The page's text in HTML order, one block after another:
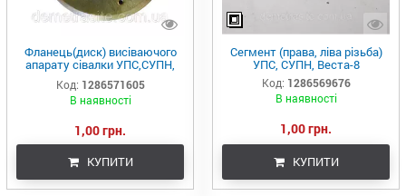
Фланець(диск) висіваючого
апарату сівалки УПС,СУПН,
Веста -8
Код: 1286571605
В наявності
1,00 грн.
КУПИТИ
Сегмент (права, ліва різьба)
УПС, СУПН, Веста-8
Код: 1286569676
В наявності
1,00 грн.
КУПИТИ